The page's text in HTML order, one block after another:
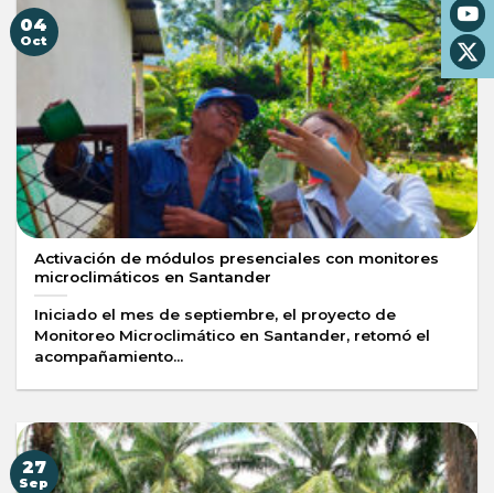
Activación de módulos presenciales con monitores
microclimáticos en Santander
Iniciado el mes de septiembre, el proyecto de
Monitoreo Microclimático en Santander, retomó el
acompañamiento...
04
Oct
27
Sep